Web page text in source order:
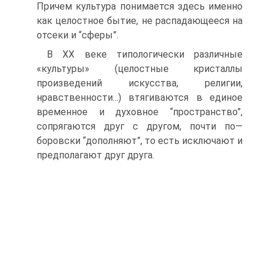
Причем культура понимается здесь именно
как целостное бытие, не распадающееся на
отсеки и “сферы”.
В XX веке типологически различные
«культуры» (целостные кристаллы
произведений искусства, религии,
нравственности...) втягиваются в единое
временное и духовное “пространство”,
сопрягаются друг с другом, почти по—
боровски “дополняют”, то есть исключают и
предполагают друг друга.